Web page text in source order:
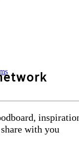
with you